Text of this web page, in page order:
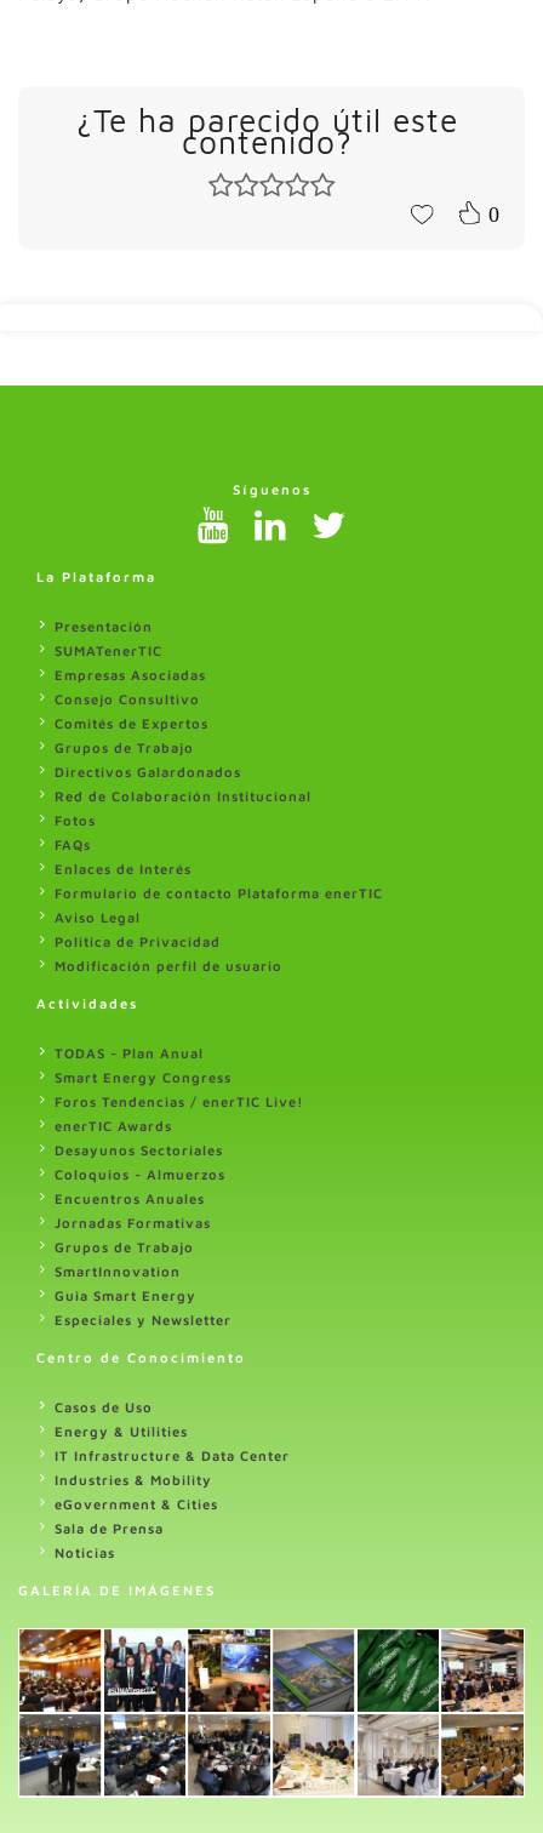
¿Te ha parecido útil este
contenido?
0
Síguenos
La Plataforma
Presentación
SUMATenerTIC
Empresas Asociadas
Consejo Consultivo
Comités de Expertos
Grupos de Trabajo
Directivos Galardonados
Red de Colaboración Institucional
Fotos
FAQs
Enlaces de Interés
Formulario de contacto Plataforma enerTIC
Aviso Legal
Politica de Privacidad
Modificación perfil de usuario
Actividades
TODAS - Plan Anual
Smart Energy Congress
Foros Tendencias / enerTIC Live!
enerTIC Awards
Desayunos Sectoriales
Coloquios - Almuerzos
Encuentros Anuales
Jornadas Formativas
Grupos de Trabajo
SmartInnovation
Guia Smart Energy
Especiales y Newsletter
Centro de Conocimiento
Casos de Uso
Energy & Utilities
IT Infrastructure & Data Center
Industries & Mobility
eGovernment & Cities
Sala de Prensa
Noticias
GALERÍA DE IMÁGENES